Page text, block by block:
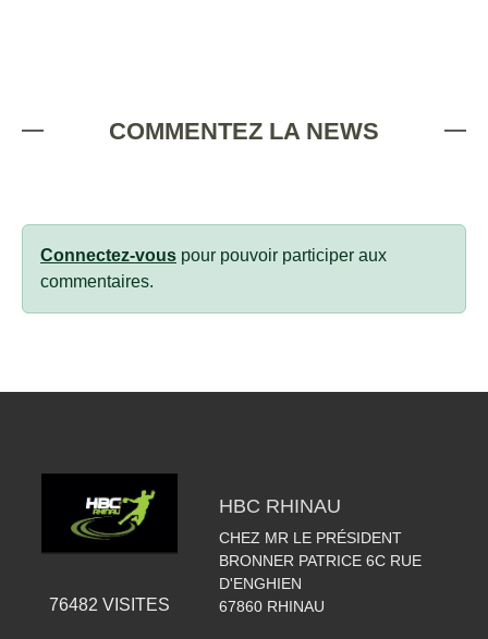
COMMENTEZ LA NEWS
Connectez-vous pour pouvoir participer aux
commentaires.
76482 VISITES
HBC RHINAU
CHEZ MR LE PRÉSIDENT
BRONNER PATRICE 6C RUE
D'ENGHIEN
67860 RHINAU